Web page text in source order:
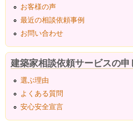
お客様の声
最近の相談依頼事例
お問い合わせ
建築家相談依頼サービスの
選ぶ理由
よくある質問
安心安全宣言